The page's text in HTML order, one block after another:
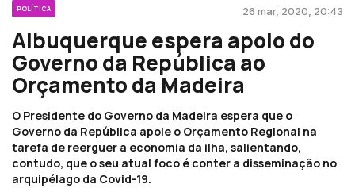
POLÍTICA 26 mar, 2020, 20:43
Albuquerque espera apoio do
Governo da República ao
Orçamento da Madeira
O Presidente do Governo da Madeira espera que o
Governo da República apoie o Orçamento Regional na
tarefa de reerguer a economia da ilha, salientando,
contudo, que o seu atual foco é conter a disseminação no
arquipélago da Covid-19.